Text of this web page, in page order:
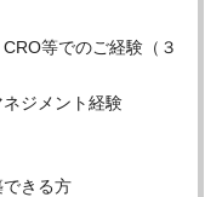
等でのご経験（３
ネジメント経験
できる方